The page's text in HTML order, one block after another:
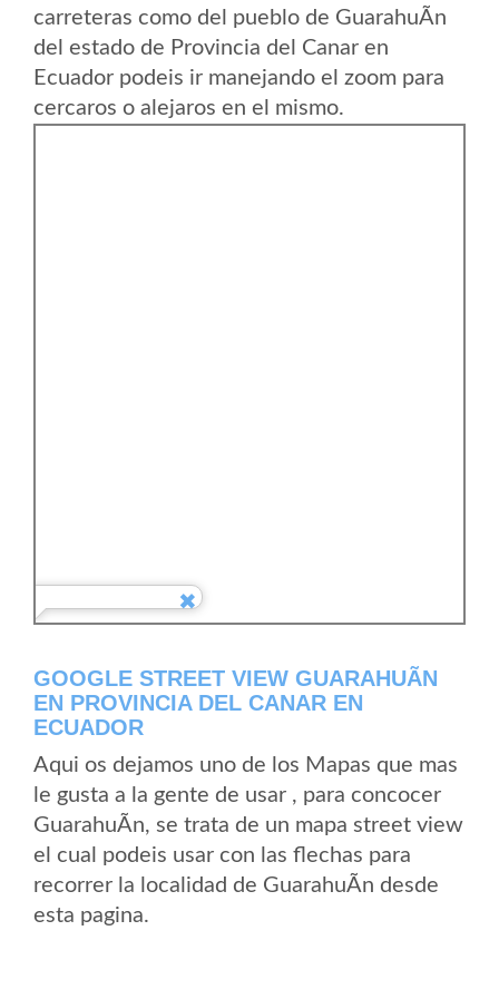
carreteras como del pueblo de GuarahuÃ­n
del estado de Provincia del Canar en
Ecuador podeis ir manejando el zoom para
cercaros o alejaros en el mismo.
GOOGLE STREET VIEW GUARAHUÃ­N
EN PROVINCIA DEL CANAR EN
ECUADOR
Aqui os dejamos uno de los Mapas que mas
le gusta a la gente de usar , para concocer
GuarahuÃ­n, se trata de un mapa street view
el cual podeis usar con las flechas para
recorrer la localidad de GuarahuÃ­n desde
esta pagina.